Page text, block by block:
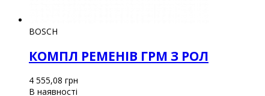
BOSCH
КОМПЛ РЕМЕНІВ ГРМ З РОЛ
4 555,08 грн
В наявності